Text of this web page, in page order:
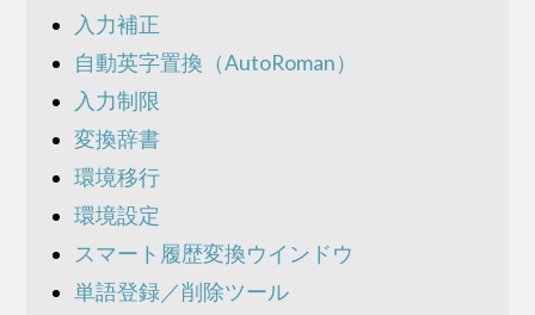
入力補正
自動英字置換（AutoRoman）
入力制限
変換辞書
環境移行
環境設定
スマート履歴変換ウインドウ
単語登録／削除ツール